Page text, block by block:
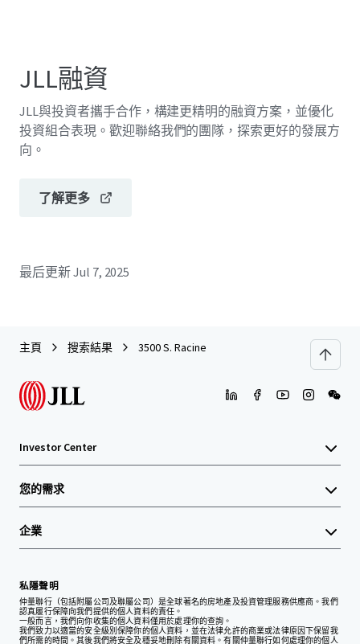
JLL融資
JLL與投資者攜手合作，構建更精明的融資方案，並優化
投資組合表現。歡迎聯絡我們的團隊，探索更好的發展方
向。
了解更多
最后更新Jul 7, 2025
主頁 搜索結果 3500 S. Racine
Investor Center
您的需求
企業
私隱聲明
仲量聯行（包括附屬公司及聯屬公司）是全球著名的房地產及投資管理服務供應商。我們
認真履行保障向我們提供的個人資料的責任。
一般而言，我們向你收集的個人資料僅用於處理你的查詢。
我們致力以適當的安全級別保障你的個人資料，並在法律允許的商業或法律原因下保留我
們所需的時間。其後我們將安全及穩妥地刪除有關資料。有關仲量聯行如何處理你的個人